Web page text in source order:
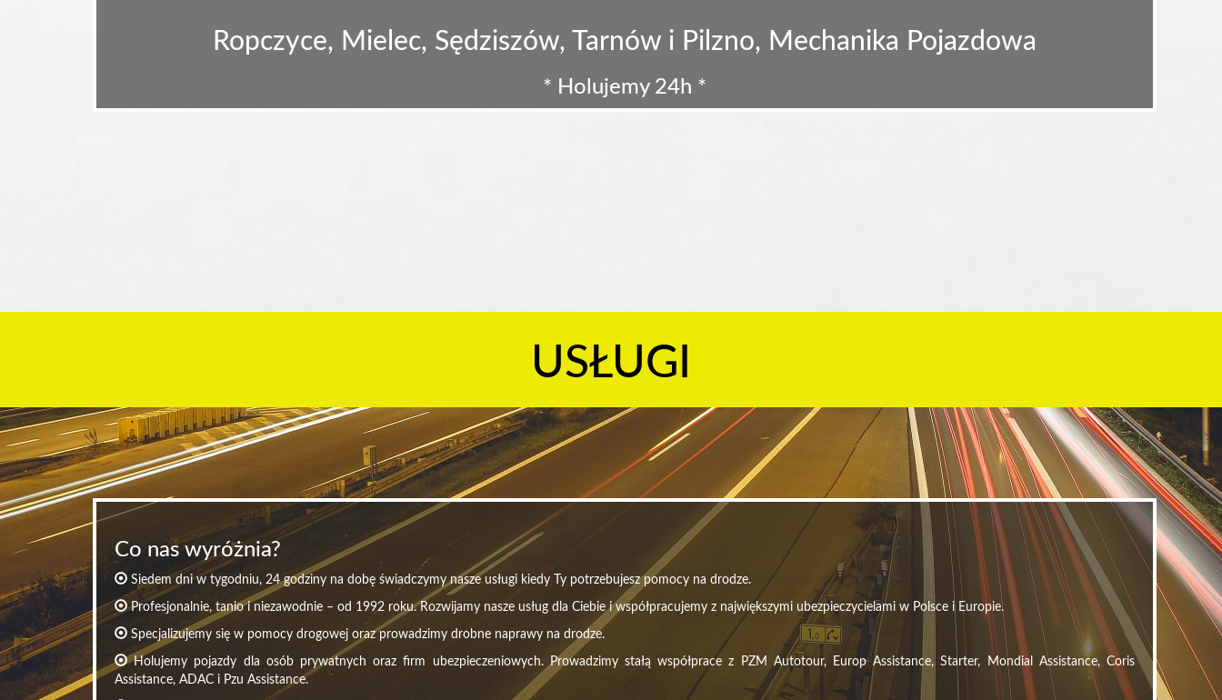
Ropczyce, Mielec, Sędziszów, Tarnów i Pilzno, Mechanika Pojazdowa
* Holujemy 24h *
USŁUGI
Co nas wyróżnia?
Siedem dni w tygodniu, 24 godziny na dobę świadczymy nasze usługi kiedy Ty potrzebujesz pomocy na drodze.
Profesjonalnie, tanio i niezawodnie – od 1992 roku. Rozwijamy nasze usług dla Ciebie i współpracujemy z największymi ubezpieczycielami w Polsce i Europie.
Specjalizujemy się w pomocy drogowej oraz prowadzimy drobne naprawy na drodze.
Holujemy pojazdy dla osób prywatnych oraz firm ubezpieczeniowych. Prowadzimy stałą współprace z PZM Autotour, Europ Assistance, Starter, Mondial Assistance, Coris
Assistance, ADAC i Pzu Assistance.